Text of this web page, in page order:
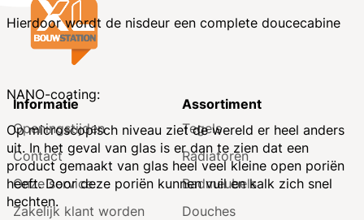
Hierdoor wordt de nisdeur een complete doucecabine
NANO-coating:
Op microscopisch niveau ziet de wereld er heel anders
uit. In het geval van glas is er dan te zien dat een
product gemaakt van glas heel veel kleine open poriën
heeft. Door deze poriën kunnen vuil en kalk zich snel
hechten.
Informatie
Openingstijden
Contact
Onze service
Zakelijk klant worden
Assortiment
Tegels
Radiatoren
Badmeubels
Douches